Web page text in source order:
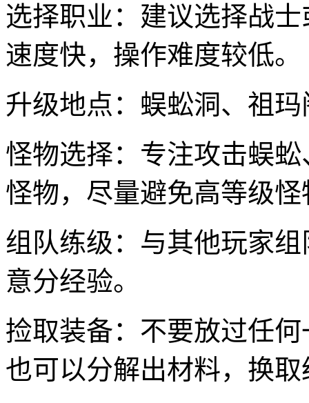
选择职业：建议选择战
速度快，操作难度较低。
升级地点：蜈蚣洞、祖
怪物选择：专注攻击蜈
怪物，尽量避免高等级怪
组队练级：与其他玩家
意分经验。
捡取装备：不要放过任
也可以分解出材料，换取